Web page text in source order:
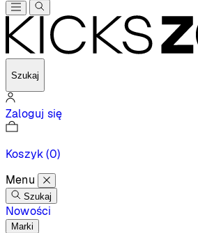
Szukaj
Zaloguj się
Koszyk(0)
Menu
Szukaj
Nowości
Marki